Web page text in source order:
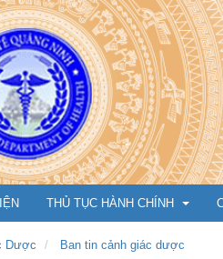
THỦ TỤC HÀNH CHÍNH
Dược Ban tin cảnh giác dược